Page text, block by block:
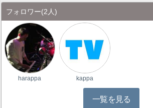
フォロワー(2人)
harappa kappa
一覧を見る